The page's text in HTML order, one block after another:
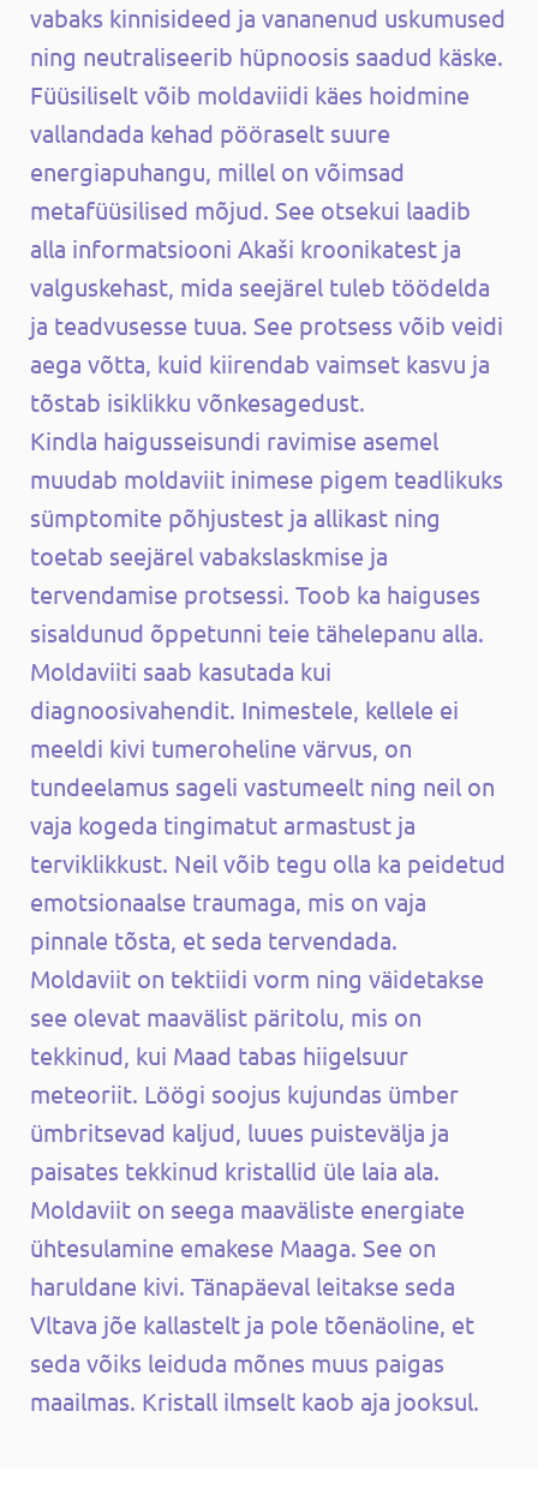
vabaks kinnisideed ja vananenud uskumused
ning neutraliseerib hüpnoosis saadud käske.
Füüsiliselt võib moldaviidi käes hoidmine
vallandada kehad pööraselt suure
energiapuhangu, millel on võimsad
metafüüsilised mõjud. See otsekui laadib
alla informatsiooni Akaši kroonikatest ja
valguskehast, mida seejärel tuleb töödelda
ja teadvusesse tuua. See protsess võib veidi
aega võtta, kuid kiirendab vaimset kasvu ja
tõstab isiklikku võnkesagedust.
Kindla haigusseisundi ravimise asemel
muudab moldaviit inimese pigem teadlikuks
sümptomite põhjustest ja allikast ning
toetab seejärel vabakslaskmise ja
tervendamise protsessi. Toob ka haiguses
sisaldunud õppetunni teie tähelepanu alla.
Moldaviiti saab kasutada kui
diagnoosivahendit. Inimestele, kellele ei
meeldi kivi tumeroheline värvus, on
tundeelamus sageli vastumeelt ning neil on
vaja kogeda tingimatut armastust ja
terviklikkust. Neil võib tegu olla ka peidetud
emotsionaalse traumaga, mis on vaja
pinnale tõsta, et seda tervendada.
Moldaviit on tektiidi vorm ning väidetakse
see olevat maavälist päritolu, mis on
tekkinud, kui Maad tabas hiigelsuur
meteoriit. Löögi soojus kujundas ümber
ümbritsevad kaljud, luues puistevälja ja
paisates tekkinud kristallid üle laia ala.
Moldaviit on seega maaväliste energiate
ühtesulamine emakese Maaga. See on
haruldane kivi. Tänapäeval leitakse seda
Vltava jõe kallastelt ja pole tõenäoline, et
seda võiks leiduda mõnes muus paigas
maailmas. Kristall ilmselt kaob aja jooksul.